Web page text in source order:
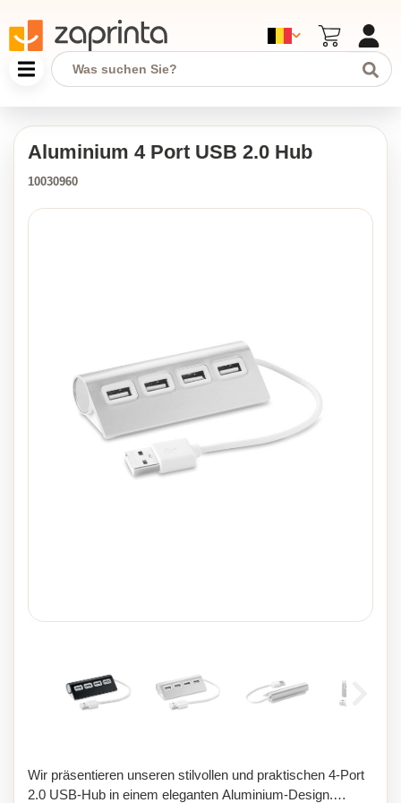
Aluminium 4 Port USB 2.0 Hub
10030960
Wir präsentieren unseren stilvollen und praktischen 4-Port
2.0 USB-Hub in einem eleganten Aluminium-Design.